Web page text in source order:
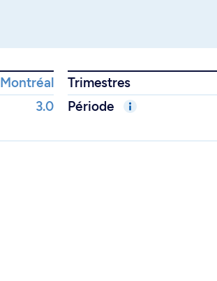
Montréal Trimestres
3.0 Période